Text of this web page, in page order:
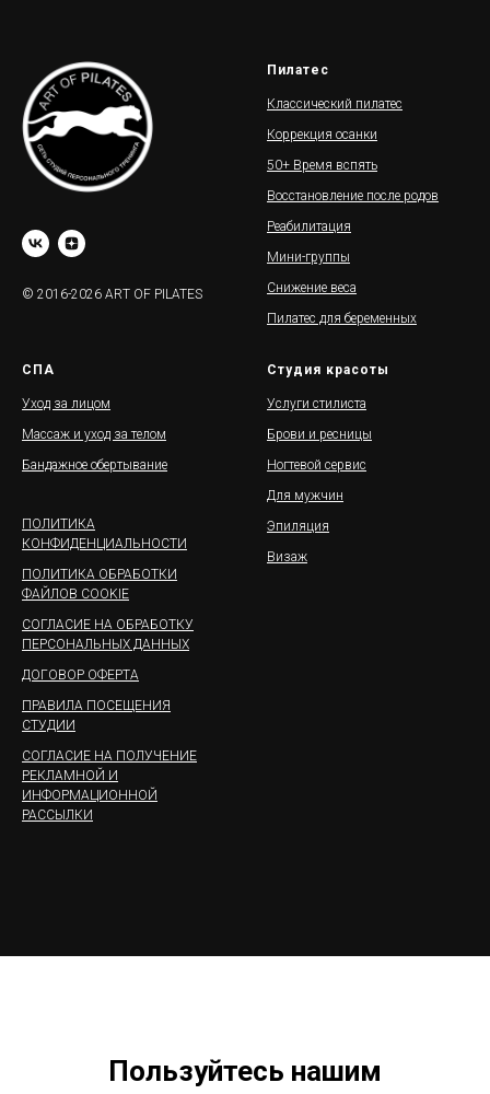
© 2016-2026 ART OF PILATES
Пилатес
Классический пилатес
Коррекция осанки
50+ Время вспять
Восстановление после родов
Реабилитация
Мини-группы
Снижение веса
Пилатес для беременных
СПА
Уход за лицом
Массаж и уход за телом
Бандажное обертывание
ПОЛИТИКА
КОНФИДЕНЦИАЛЬНОСТИ
ПОЛИТИКА ОБРАБОТКИ
ФАЙЛОВ COOKIE
СОГЛАСИЕ НА ОБРАБОТКУ
ПЕРСОНАЛЬНЫХ ДАННЫХ
ДОГОВОР ОФЕРТА
ПРАВИЛА ПОСЕЩЕНИЯ
СТУДИИ
СОГЛАСИЕ НА ПОЛУЧЕНИЕ
РЕКЛАМНОЙ И
ИНФОРМАЦИОННОЙ
РАССЫЛКИ
Студия красоты
Услуги стилиста
Брови и ресницы
Ногтевой сервис
Для мужчин
Эпиляция
Визаж
Пользуйтесь нашим